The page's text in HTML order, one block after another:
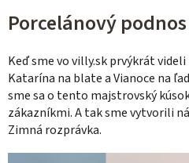
Porcelánový
Keď sme vo villy.sk prvýkrát
Katarína na blate a Vianoce na
sme sa o tento majstrovský
zákazníkmi. A tak sme vytvorili
Zimná rozprávka.